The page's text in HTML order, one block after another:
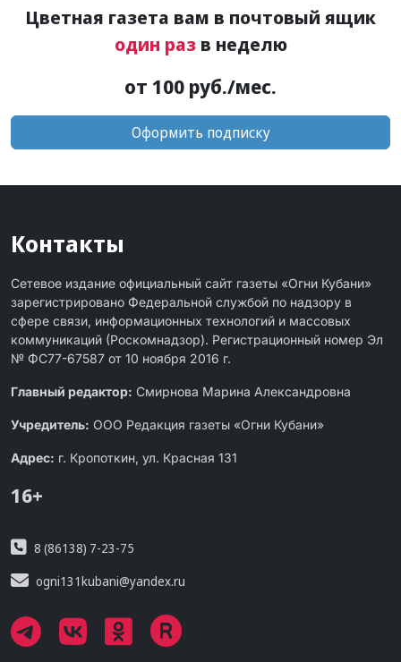
Цветная газета вам в почтовый ящик
один разв неделю
от 100 руб./мес.
Оформить подписку
Контакты
Сетевое издание официальный сайт газеты «Огни Кубани»
зарегистрировано Федеральной службой по надзору в
сфере связи, информационных технологий и массовых
коммуникаций (Роскомнадзор). Регистрационный номер Эл
№ ФС77-67587 от 10 ноября 2016 г.
Главный редактор: Смирнова Марина Александровна
Учредитель: ООО Редакция газеты «Огни Кубани»
Адрес: г. Кропоткин, ул. Красная 131
16+
8 (86138) 7-23-75
ogni131kubani@yandex.ru